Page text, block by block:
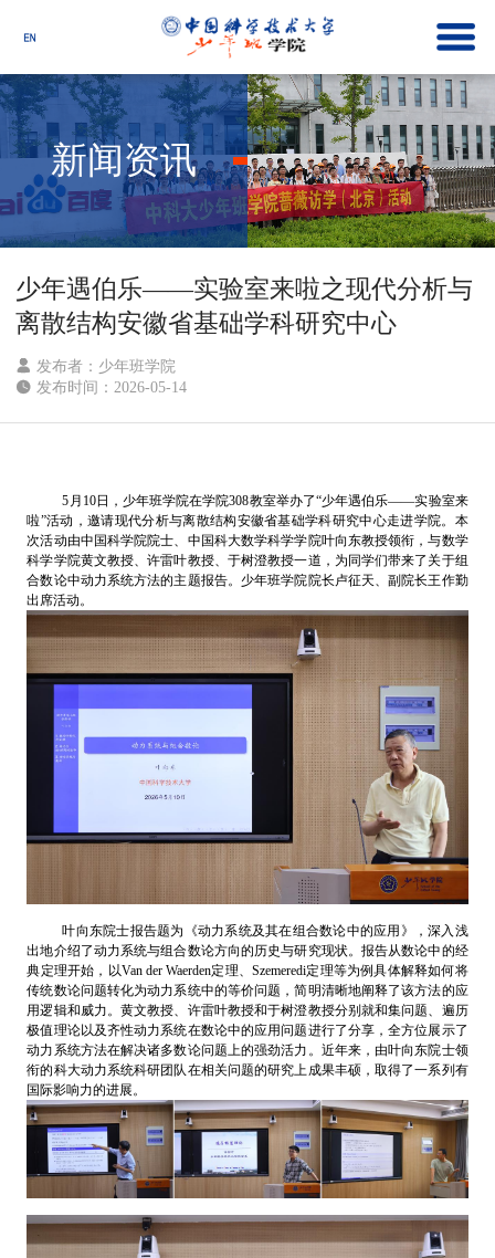
新闻资讯
少年遇伯乐——实验室来啦之现代分析与
离散结构安徽省基础学科研究中心
 发布者：少年班学院
 发布时间：2026-05-14
5 月 10日，少年班学院在学院308教室举办了“少年遇伯乐——实验室来
啦”活动，邀请现代分析与离散结构安徽省基础学科研究中心走进学院。本
次活动由中国科学院院士、中国科大数学科学学院叶向东教授领衔，与数学
科学学院黄文教授、许雷叶教授、于树澄教授一道，为同学们带来了关于组
合数论中动力系统方法的主题报告。少年班学院院长卢征天、副院长王作勤
出席活动。
叶向东院士报告题为《动力系统及其在组合数论中的应用》，深入浅
出地介绍了动力系统与组合数论方向的历史与研究现状。报告从数论中的经
典定理开始，以Van der Waerden定理、Szemeredi定理等为例具体解释如何将
传统数论问题转化为动力系统中的等价问题，简明清晰地阐释了该方法的应
用逻辑和威力。黄文教授、许雷叶教授和于树澄教授分别就和集问题、遍历
极值理论以及齐性动力系统在数论中的应用问题进行了分享，全方位展示了
动力系统方法在解决诸多数论问题上的强劲活力。近年来，由叶向东院士领
衔的科大动力系统科研团队在相关问题的研究上成果丰硕，取得了一系列有
国际影响力的进展。